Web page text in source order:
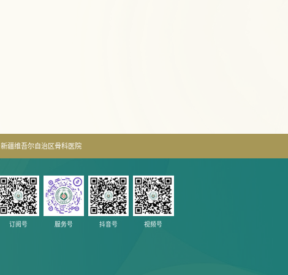
新疆维吾尔自治区骨科医院
订阅号 服务号 抖音号 视频号